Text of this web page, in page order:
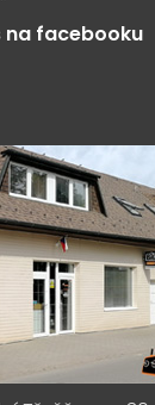
na facebooku